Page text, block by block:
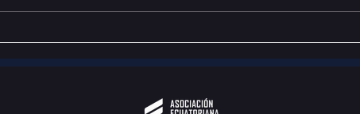
Torneo Selectivo Nacional -
eFootball Open 2026